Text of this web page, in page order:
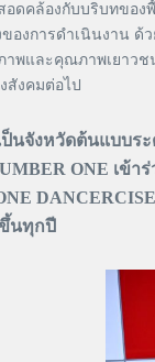
คล้องกับบริบทของ
งการดำเนินงาน ด้
พและคุณภาพเยาวช
สังคมต่อไป
นจังหวัดต้นแบบร
ONE เข้
นทุกปี